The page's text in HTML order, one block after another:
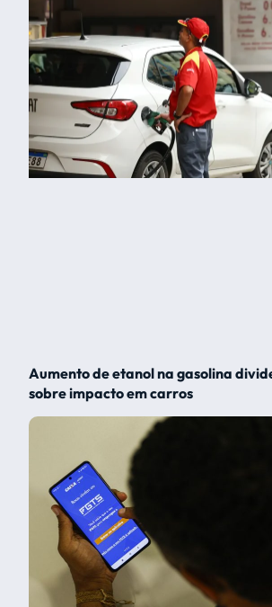
Aumento de etanol na gasolina
sobre impacto em carros